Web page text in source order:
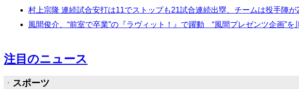
村上宗隆 連続試合安打は11でストップも21試合連続出塁、チームは投手陣
風間俊介、“前室で卒業”の『ラヴィット！』で躍動 “風間プレゼンツ企画”
注目のニュース
スポーツ